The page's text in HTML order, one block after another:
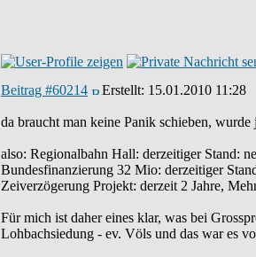
Beitrag #60214 Erstellt: 15.01.2010 11:28
da braucht man keine Panik schieben,
also: Regionalbahn Hall: derzeitiger Stand:
Bundesfinanzierung 32 Mio: derzeitiger
Zeiverzögerung Projekt: derzeit 2 Jahre,
Für mich ist daher eines klar, was bei
Lohbachsiedung - ev. Völs und das war es